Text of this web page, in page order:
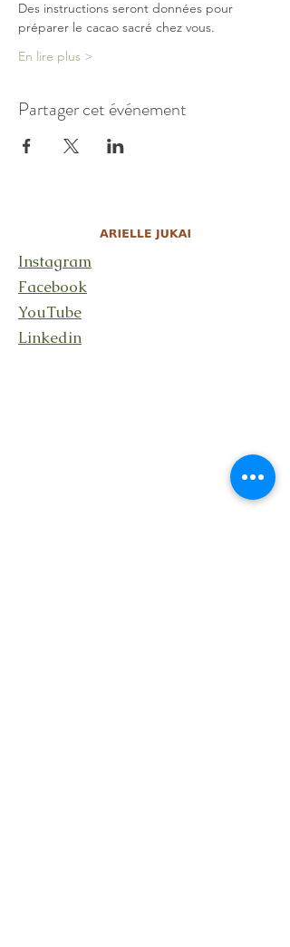
Des instructions seront données pour
préparer le cacao sacré chez vous.
En lire plus >
Partager cet événement
Instagram
Facebook
YouTube
Linkedin